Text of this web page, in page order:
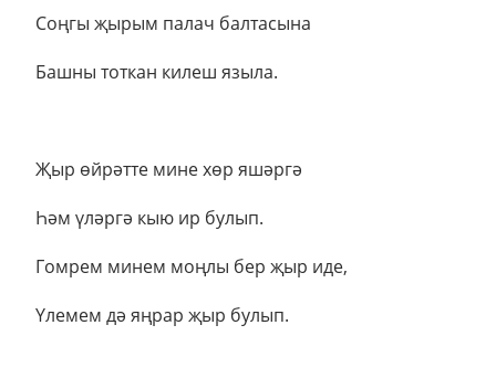
Соңгы җырым палач балтасына
Башны тоткан килеш языла.
Җыр өйрәтте мине хөр яшәргә
Һәм үләргә кыю ир булып.
Гомрем минем моңлы бер җыр иде,
Үлемем дә яңрар җыр булып.